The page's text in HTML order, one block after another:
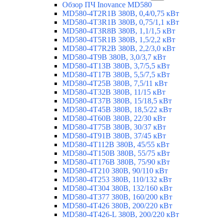
Обзор ПЧ Inovance MD580
MD580-4T2R1B 380В, 0,4/0,75 кВт
MD580-4T3R1B 380В, 0,75/1,1 кВт
MD580-4T3R8B 380В, 1,1/1,5 кВт
MD580-4T5R1B 380В, 1,5/2,2 кВт
MD580-4T7R2B 380В, 2,2/3,0 кВт
MD580-4T9B 380В, 3,0/3,7 кВт
MD580-4T13B 380В, 3,7/5,5 кВт
MD580-4T17B 380В, 5,5/7,5 кВт
MD580-4T25B 380В, 7,5/11 кВт
MD580-4T32B 380В, 11/15 кВт
MD580-4T37B 380В, 15/18,5 кВт
MD580-4T45B 380В, 18,5/22 кВт
MD580-4T60B 380В, 22/30 кВт
MD580-4T75B 380В, 30/37 кВт
MD580-4T91B 380В, 37/45 кВт
MD580-4T112B 380В, 45/55 кВт
MD580-4T150B 380В, 55/75 кВт
MD580-4T176B 380В, 75/90 кВт
MD580-4T210 380В, 90/110 кВт
MD580-4T253 380В, 110/132 кВт
MD580-4T304 380В, 132/160 кВт
MD580-4T377 380В, 160/200 кВт
MD580-4T426 380В, 200/220 кВт
MD580-4T426-L 380В, 200/220 кВт